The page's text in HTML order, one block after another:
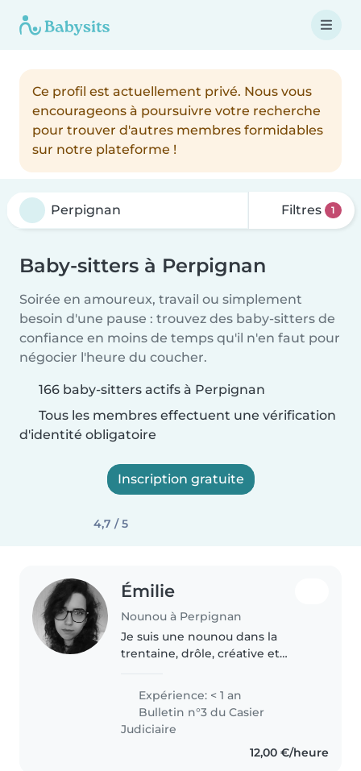
Ce profil est actuellement privé. Nous vous
encourageons à poursuivre votre recherche
pour trouver d'autres membres formidables
sur notre plateforme !
Filtres 1
Baby-sitters à Perpignan
Soirée en amoureux, travail ou simplement
besoin d'une pause : trouvez des baby-sitters de
confiance en moins de temps qu'il n'en faut pour
négocier l'heure du coucher.
166 baby-sitters actifs à Perpignan
Tous les membres effectuent une vérification
d'identité obligatoire
Inscription gratuite
4,7 / 5
Émilie
Nounou à Perpignan
Je suis une nounou dans la
trentaine, drôle, créative et
de vos enfants avec joie et
bienveillance. Actuellement en
formation pour l'obtention du
CAP..
Expérience: < 1 an
Bulletin n°3 du Casier
Judiciaire
12,00 €/heure